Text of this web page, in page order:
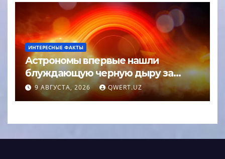
ИНТЕРЕСНЫЕ ФАКТЫ
Астрономы впервые нашли
блуждающую черную дыру за
пределами галактики
9 АВГУСТА, 2026 QWERT.UZ